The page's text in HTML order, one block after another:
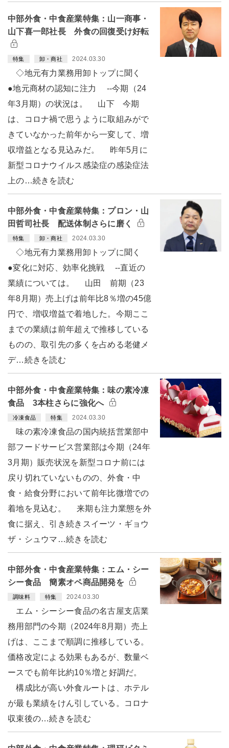
中部外食・中食産業特集：山一商事・
山下喜一郎社長 外食の回復受け好転
特集 卸・商社 2024.03.30
◇地元有力業務用卸トップに聞く
●地元商材の認知に注力 --今期（24
年3月期）の状況は。 山下 今期
は、コロナ禍で思うように取組みがで
きていなかった前年から一変して、増
収増益となる見込みだ。 昨年5月に
新型コロナウイルス感染症の感染症法
上の…続きを読む
中部外食・中食産業特集：プロン・山
田哲司社長 配送体制さらに磨く
特集 卸・商社 2024.03.30
◇地元有力業務用卸トップに聞く
●変化に対応、効率化挑戦 --直近の
業績については。 山田 前期（23
年8月期）売上げは前年比8％増の45億
円で、増収増益で着地した。今期ここ
までの業績は前年超えで推移している
ものの、取引先の多くを占める老健メ
デ…続きを読む
中部外食・中食産業特集：味の素冷凍
食品 3本柱さらに強化へ
冷凍食品 特集 2024.03.30
味の素冷凍食品の国内統括営業部中
部フードサービス営業部は今期（24年
3月期）販売状況を新型コロナ前には
戻り切れていないものの、外食・中
食・給食分野において前年比微増での
着地を見込む。 来期も注力業態を外
食に据え、引き続きスイーツ・ギョウ
ザ・シュウマ…続きを読む
中部外食・中食産業特集：エム・シー
シー食品 簡素オペ商品開発を
調味料 特集 2024.03.30
エム・シーシー食品の名古屋支店業
務用部門の今期（2024年8月期）売上
げは、ここまで順調に推移している。
価格改定による効果もあるが、数量ベ
ースでも前年比約10％増と好調だ。
構成比が高い外食ルートは、ホテル
が最も業績をけん引している。コロナ
収束後の…続きを読む